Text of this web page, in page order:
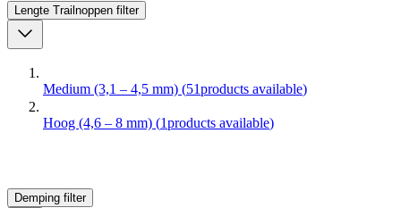
Lengte Trailnoppen filter
Medium (3,1 – 4,5 mm) (51products available)
Hoog (4,6 – 8 mm) (1products available)
Demping filter